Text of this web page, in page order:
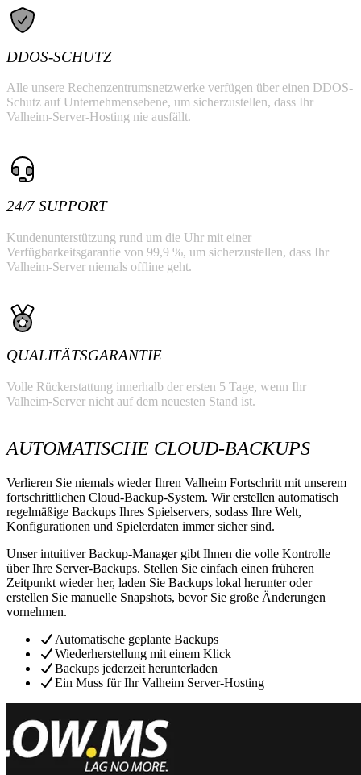
DDOS-SCHUTZ
Alle unsere Rechenzentrumsnetzwerke verfügen über einen DDOS-
Schutz auf Unternehmensebene, um sicherzustellen, dass Ihr
Valheim-Server-Hosting nie ausfällt.
24/7 SUPPORT
Kundenunterstützung rund um die Uhr mit einer
Verfügbarkeitsgarantie von 99,9 %, um sicherzustellen, dass Ihr
Valheim-Server niemals offline geht.
QUALITÄTSGARANTIE
Volle Rückerstattung innerhalb der ersten 5 Tage, wenn Ihr
Valheim-Server nicht auf dem neuesten Stand ist.
AUTOMATISCHE CLOUD-BACKUPS
Verlieren Sie niemals wieder Ihren Valheim Fortschritt mit unserem
fortschrittlichen Cloud-Backup-System. Wir erstellen automatisch
regelmäßige Backups Ihres Spielservers, sodass Ihre Welt,
Konfigurationen und Spielerdaten immer sicher sind.
Unser intuitiver Backup-Manager gibt Ihnen die volle Kontrolle
über Ihre Server-Backups. Stellen Sie einfach einen früheren
Zeitpunkt wieder her, laden Sie Backups lokal herunter oder
erstellen Sie manuelle Snapshots, bevor Sie große Änderungen
vornehmen.
Automatische geplante Backups
Wiederherstellung mit einem Klick
Backups jederzeit herunterladen
Ein Muss für Ihr Valheim Server-Hosting